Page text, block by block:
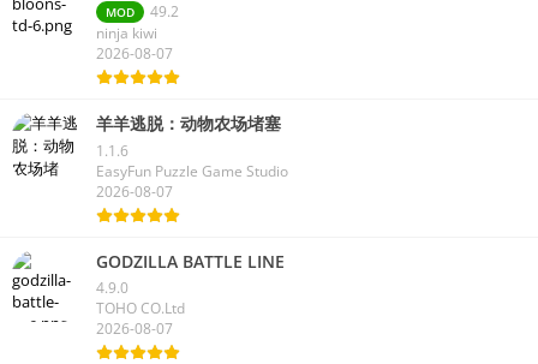
MOD
49.2
ninja kiwi
2026-08-07
羊羊逃脱：动物农场堵塞
1.1.6
EasyFun Puzzle Game Studio
2026-08-07
GODZILLA BATTLE LINE
4.9.0
TOHO CO.Ltd
2026-08-07